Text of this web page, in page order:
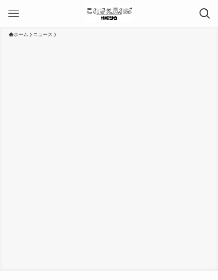
ホーム ニュース